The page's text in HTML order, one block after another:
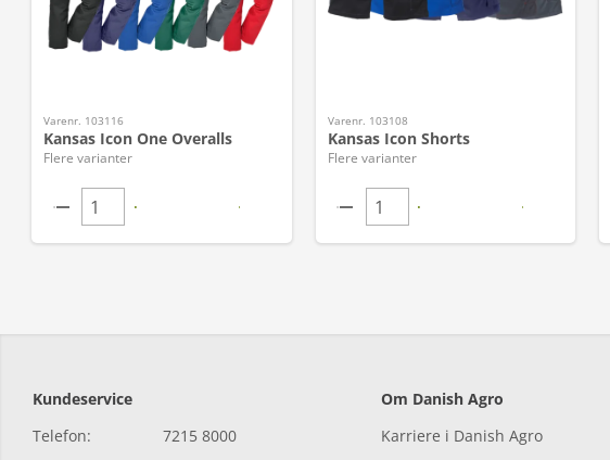
Varenr. 103116
Kansas Icon One Overalls
Flere varianter
Varenr. 103108
Kansas Icon Shorts
Flere varianter
Kundeservice
Telefon:
7215 8000
Om Danish Agro
Karriere i Danish Agro